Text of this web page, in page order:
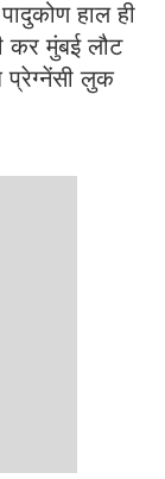
हाल ही
कर मुंबई लौट
प्रेग्नेंसी लुक